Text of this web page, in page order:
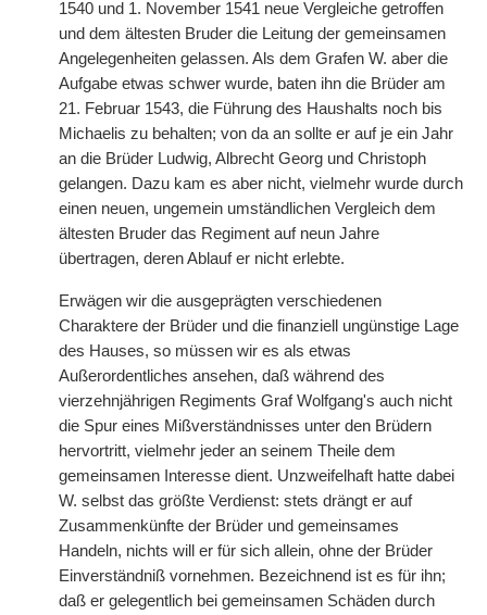
1540 und 1. November 1541 neue Vergleiche getroffen
und dem ältesten Bruder die Leitung der gemeinsamen
Angelegenheiten gelassen. Als dem Grafen W. aber die
Aufgabe etwas schwer wurde, baten ihn die Brüder am
21. Februar 1543, die Führung des Haushalts noch bis
Michaelis zu behalten; von da an sollte er auf je ein Jahr
an die Brüder Ludwig, Albrecht Georg und Christoph
gelangen. Dazu kam es aber nicht, vielmehr wurde durch
einen neuen, ungemein umständlichen Vergleich dem
ältesten Bruder das Regiment auf neun Jahre
übertragen, deren Ablauf er nicht erlebte.
Erwägen wir die ausgeprägten verschiedenen
Charaktere der Brüder und die finanziell ungünstige Lage
des Hauses, so müssen wir es als etwas
Außerordentliches ansehen, daß während des
vierzehnjährigen Regiments Graf Wolfgang's auch nicht
die Spur eines Mißverständnisses unter den Brüdern
hervortritt, vielmehr jeder an seinem Theile dem
gemeinsamen Interesse dient. Unzweifelhaft hatte dabei
W. selbst das größte Verdienst: stets drängt er auf
Zusammenkünfte der Brüder und gemeinsames
Handeln, nichts will er für sich allein, ohne der Brüder
Einverständniß vornehmen. Bezeichnend ist es für ihn;
daß er gelegentlich bei gemeinsamen Schäden durch